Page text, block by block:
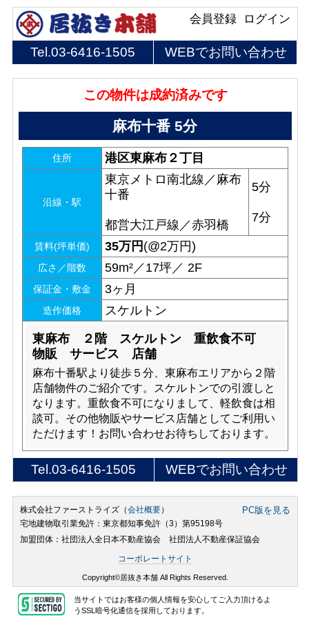
ログイン
会員登録
Tel.03-6416-1505 WEBでお問い合わせ
この物件は成約済みです
麻布十番 5分
住所 港区東麻布２丁目
沿線・駅
東京メトロ南北線／麻布
十番
都営大江戸線／赤羽橋
5分
7分
賃料(坪単価) 35万円 (@2万円)
広さ／階数 59m²／17坪／ 2F
保証金・敷金 3ヶ月
造作価格 スケルトン
東麻布 ２階 スケルトン 重飲食不可
物販 サービス 店舗
麻布十番駅より徒歩５分、東麻布エリアから２階
店舗物件のご紹介です。スケルトンでの引渡しと
なります。重飲食不可になりまして、軽飲食は相
談可。その他物販やサービス店舗としてご利用い
ただけます！お問い合わせお待ちしております。
Tel.03-6416-1505 WEBでお問い合わせ
株式会社ファーストライズ（会社概要） PC版を見る
宅地建物取引業免許：東京都知事免許（3）第95198号
加盟団体：社団法人全日本不動産協会 社団法人不動産保証協会
コーポレートサイト
Copyright©居抜き本舗 All Rights Reserved.
当サイトではお客様の個人情報を安心してご入力頂けるよ
うSSL暗号化通信を採用しております。